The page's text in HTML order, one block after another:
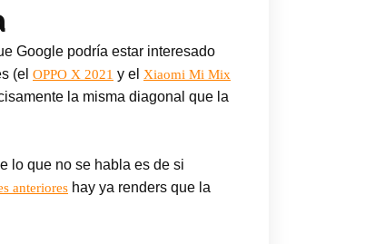
Google podría estar interesado
(el OPPO X 2021 y el Xiaomi Mi Mix
la misma diagonal que la
lo que no se habla es de si
anteriores hay ya renders que la